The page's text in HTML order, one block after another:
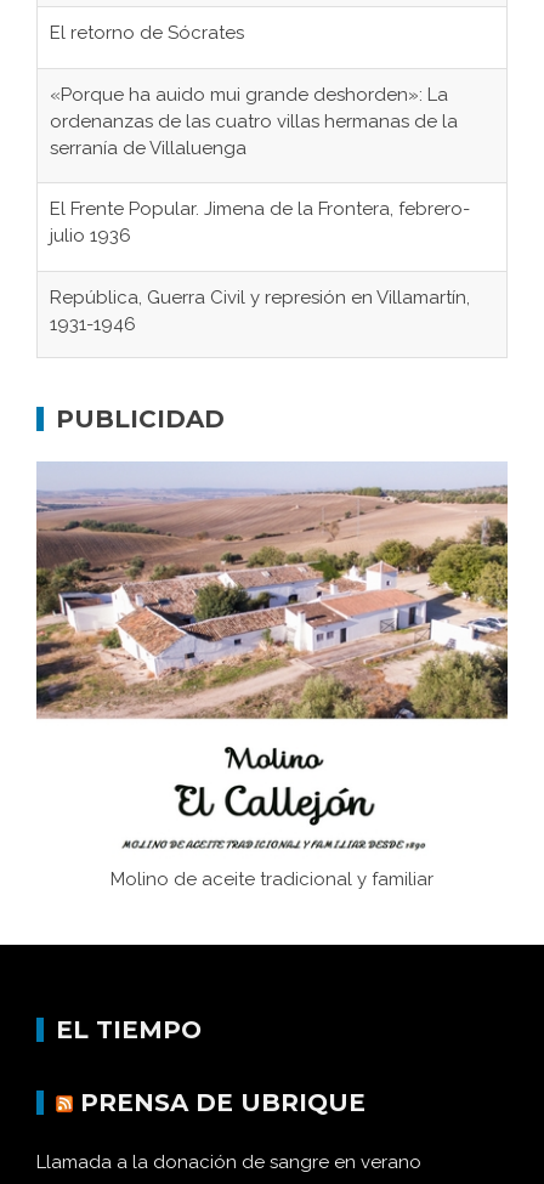
El retorno de Sócrates
«Porque ha auido mui grande deshorden»: La
ordenanzas de las cuatro villas hermanas de la
serranía de Villaluenga
El Frente Popular. Jimena de la Frontera, febrero-
julio 1936
República, Guerra Civil y represión en Villamartín,
1931-1946
concentración nazis
Bornos
El Frente Popular. Ubrique, febrero-julio 1936
Juntar las letras. La alfabetización en el campo: del
afán de saber a la autogestión
Historia y vivencias del poblado de Los Hurones
PUBLICIDAD
Molino de aceite tradicional y familiar
EL TIEMPO
PRENSA DE UBRIQUE
Llamada a la donación de sangre en verano